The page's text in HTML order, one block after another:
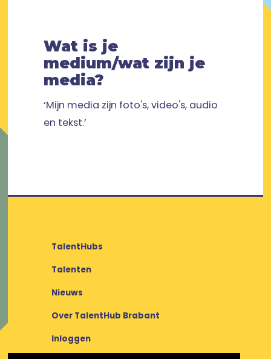
Wat is je
medium/wat zijn je
media?
‘Mijn media zijn foto's, video's, audio
en tekst.’
TalentHubs
Talenten
Nieuws
Over TalentHub Brabant
Inloggen